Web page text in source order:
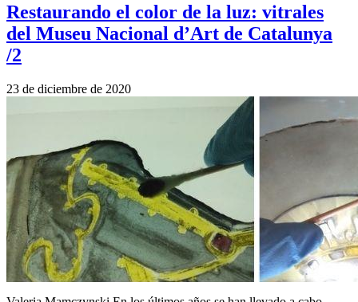
Restaurando el color de la luz: vitrales
del Museu Nacional d’Art de Catalunya
/2
23 de diciembre de 2020